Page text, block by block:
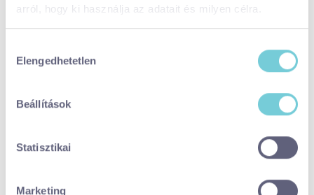
arról, hogy ki használja az adatait és milyen célra.
Információgyűjtés az Ön földrajzi
Az Ön készülékén beazonosítása annak konkrét
tulajdonságainak (ujjlenyomat) aktív ellenőrzésével
módjairól és adja meg preferenciáit a
kiválasztása
Elengedhetetlen
Beállítások
Statisztikai
Marketing
Facebook:
https://www.facebook.com/szentgyhegyhaj
nalig
https://www.instagram.com/szentgyorgyheg
Időpontok:
FOTÓSOKNAK